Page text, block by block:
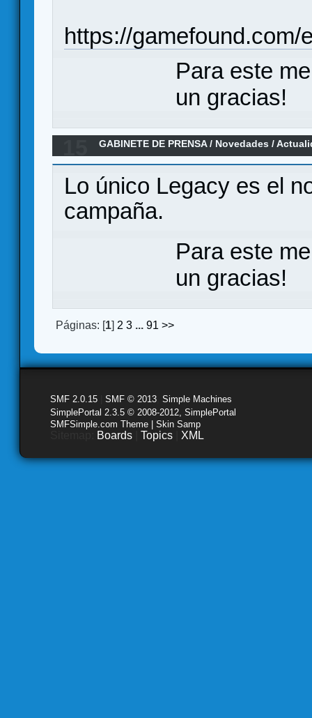
https://
Para este
un gracias!
GABINETE DE PRENSA/ Novedades /
Lo único Legacy es el
campaña.
Para este
un gracias!
Páginas: [1] 2 3 ... 91 >>
SMF 2.0.15 SMF © 2013 Simple Machines
SimplePortal 2.3.5 © 2008-2012, SimplePortal
SMFSimple.com Theme | Skin Samp
Boards Topics XML